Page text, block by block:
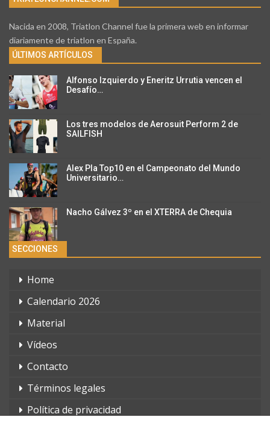
Nacida en 2008, Triatlon Channel fue la primera web en informar
diariamente de triatlon en España.
ÚLTIMOS ARTÍCULOS
Alfonso Izquierdo y Eneritz Urrutia vencen el
Desafío…
Los tres modelos de Aerosuit Perform 2 de
SAILFISH
Alex Pla Top10 en el Campeonato del Mundo
Universitario…
Nacho Gálvez 3º en el XTERRA de Chequia
SECCIONES
Home
Calendario 2026
Material
Vídeos
Contacto
Términos legales
Política de privacidad